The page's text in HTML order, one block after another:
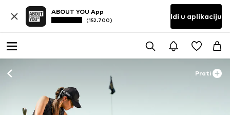
ABOUT YOU App
(152.700) Idi u aplikaciju
Prati